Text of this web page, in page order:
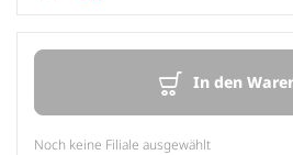
In den
Noch keine Filiale ausgewählt